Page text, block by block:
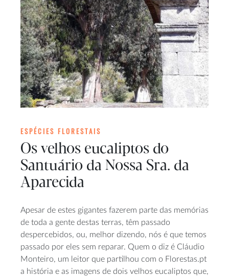
ESPÉCIES FLORESTAIS
Os velhos eucaliptos do
Santuário da Nossa Sra. da
Aparecida
Apesar de estes gigantes fazerem parte das memórias
de toda a gente destas terras, têm passado
despercebidos, ou, melhor dizendo, nós é que temos
passado por eles sem reparar. Quem o diz é Cláudio
Monteiro, um leitor que partilhou com o Florestas.pt
a história e as imagens de dois velhos eucaliptos que,